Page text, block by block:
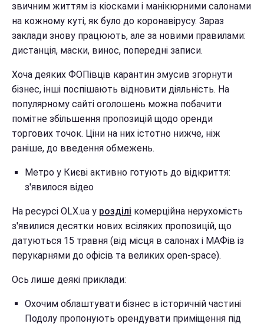
звичним життям із кіосками і манікюрними салонами
на кожному куті, як було до коронавірусу. Зараз
заклади знову працюють, але за новими правилами:
дистанція, маски, винос, попередні записи.
Хоча деяких ФОПівців карантин змусив згорнути
бізнес, інші поспішають відновити діяльність. На
популярному сайті оголошень можна побачити
помітне збільшення пропозицій щодо оренди
торгових точок. Ціни на них істотно нижче, ніж
раніше, до введення обмежень.
Метро у Києві активно готують до відкриття:
з'явилося відео
На ресурсі OLX.ua у розділі комерційна нерухомість
з'явилися десятки нових всіляких пропозицій, що
датуються 15 травня (від місця в салонах і МАФів із
перукарнями до офісів та великих open-space).
Ось лише деякі приклади:
Охочим облаштувати бізнес в історичній частині
Подолу пропонують орендувати приміщення під